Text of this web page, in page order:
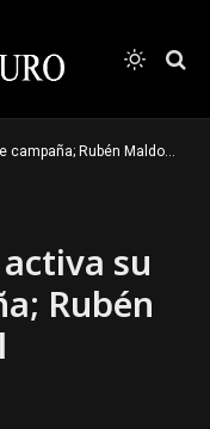
Maldonado será el coordinador
su
Rubén